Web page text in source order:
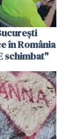
în România
schimbat"